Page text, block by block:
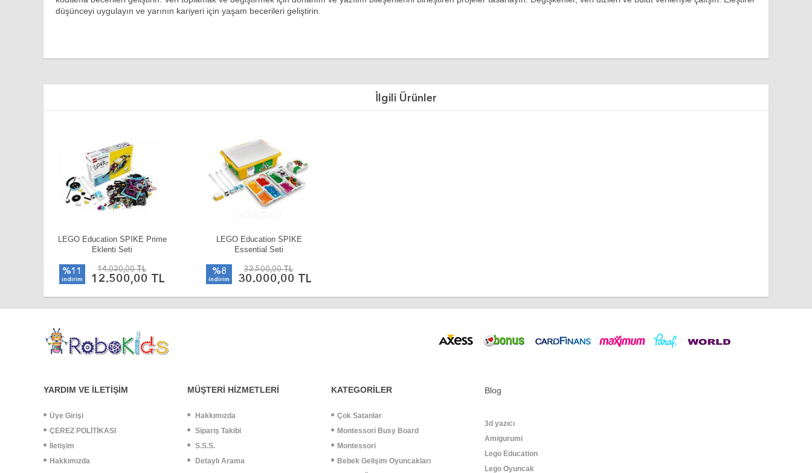
düşünceyi uygulayın ve yarının kariyeri için yaşam becerileri geliştirin.
İlgili Ürünler
LEGO Education SPIKE Prime
Eklenti Seti
%11
indirim
14.020,00 TL
12.500,00 TL
LEGO Education SPIKE
Essential Seti
%8
indirim
32.500,00 TL
30.000,00 TL
YARDIM VE İLETİŞİM
Üye Girişi
ÇEREZ POLİTİKASI
İletişim
Hakkımızda
MÜŞTERİ HİZMETLERİ
Hakkımızda
Sipariş Takibi
S.S.S.
Detaylı Arama
KATEGORİLER
Çok Satanlar
Montessori Busy Board
Montessori
Bebek Gelişim Oyuncakları
Blog
3d yazıcı
Amigurumi
Lego Education
Lego Oyuncak